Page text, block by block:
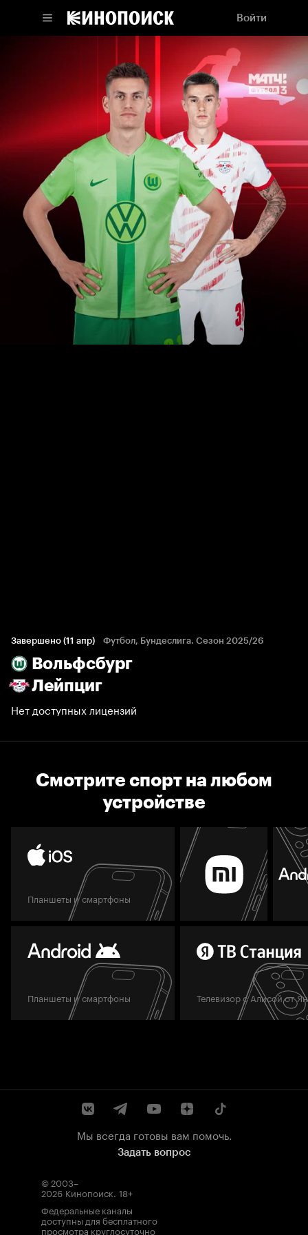
Войти
Завершено (11 апр) Футбол, Бундеслига. Сезон 2025/26
Вольфсбург
Лейпциг
Нет доступных лицензий
Смотрите спорт на любом
устройстве
Планшеты и смартфоны
Планшеты и смартфоны Телевизор с Алисой от
Мы всегда готовы вам помочь.
Задать вопрос
© 2003–
2026 Кинопоиск. 18+
Федеральные каналы
доступны для бесплатного
просмотра круглосуточно